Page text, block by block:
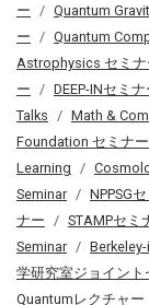
ー
Quantum
ー
Quantum
Astrophysics セミナ
ー
DEEP-INセミナ
Talks
Math &
Foundation セミナー
Learning
Seminar
NPPSG
ナー
STAMPセミ
Seminar
学研究室ジョイント
Quantumレクチャー